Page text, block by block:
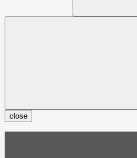
close